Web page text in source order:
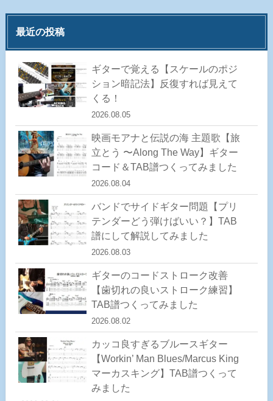
最近の投稿
ギターで覚える【スケールのポジ
ション暗記法】反復すれば見えて
くる！
2026.08.05
映画モアナと伝説の海 主題歌【旅
立とう 〜Along The Way】ギター
コード＆TAB譜つくってみました
2026.08.04
バンドでサイドギター問題【プリ
テンダーどう弾けばいい？】TAB
譜にして解説してみました
2026.08.03
ギターのコードストローク改善
【歯切れの良いストローク練習】
TAB譜つくってみました
2026.08.02
カッコ良すぎるブルースギター
【Workin’ Man Blues/Marcus King
マーカスキング】TAB譜つくって
みました